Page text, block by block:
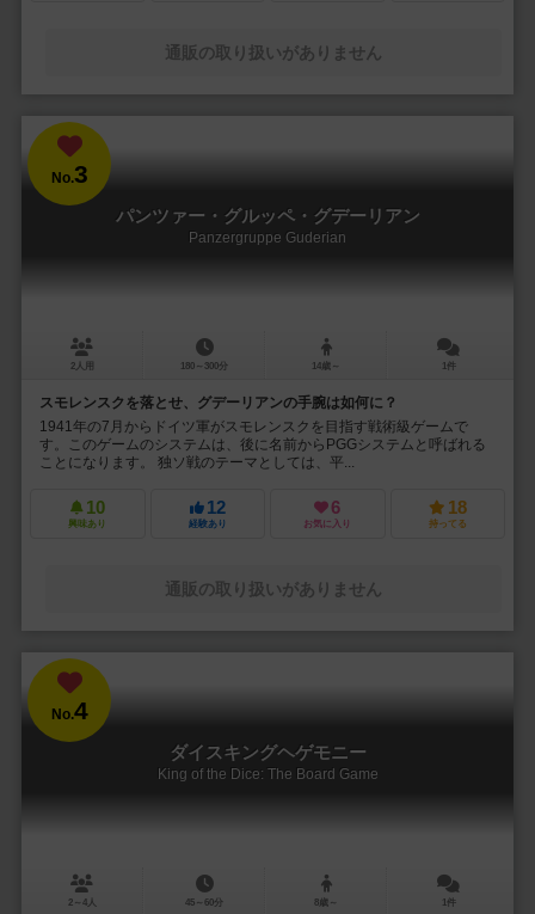
通販の取り扱いがありません
No.3
パンツァー・グルッペ・グデーリアン
Panzergruppe Guderian
2人用 180～300分 14歳～ 1件
スモレンスクを落とせ、グデーリアンの手腕は如何に？
1941年の7月からドイツ軍がスモレンスクを目指す戦術級ゲームで
す。このゲームのシステムは、後に名前からPGGシステムと呼ばれる
ことになります。 独ソ戦のテーマとしては、平...
10
興味あり
12
経験あり
6
お気に入り
18
持ってる
通販の取り扱いがありません
No.4
ダイスキングヘゲモニー
King of the Dice: The Board Game
2～4人 45～60分 8歳～ 1件